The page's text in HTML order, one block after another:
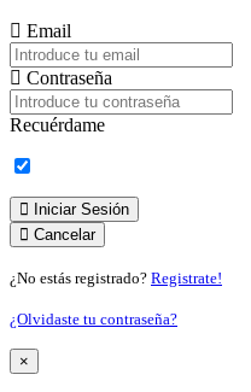
Email
Contraseña
Recuérdame
Iniciar Sesión
Cancelar
¿No estás registrado? Registrate!
¿Olvidaste tu contraseña?
×